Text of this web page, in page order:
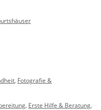
, Fotografie &
, Erste Hilfe & Beratung,